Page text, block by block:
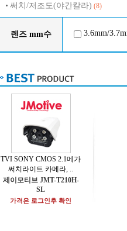
써치/저조도(야간칼라) (8)
렌즈 mm수 3.6mm/
TVI SONY CMOS 2.1메가
써치라이트 카메라, ..
제이모티브 JMT-T210H-
SL
가격은 로그인후 확인